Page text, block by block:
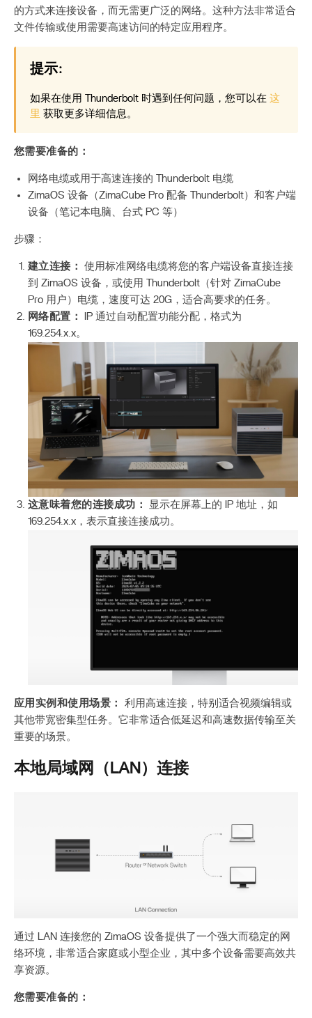
的方式来连接设备，而无需更广泛的网络。这种方法非常适合
文件传输或使用需要高速访问的特定应用程序。
提示:
如果在使用 Thunderbolt 时遇到任何问题，您可以在 这
里 获取更多详细信息。
您需要准备的：
网络电缆或用于高速连接的 Thunderbolt 电缆
ZimaOS 设备（ZimaCube Pro 配备 Thunderbolt）和客户端
设备（笔记本电脑、台式 PC 等）
步骤：
建立连接：
使用标准网络电缆将您的客户端设备直接连接
到 ZimaOS 设备，或使用 Thunderbolt（针对 ZimaCube
Pro 用户）电缆，速度可达 20G，适合高要求的任务。
网络配置：
IP 通过自动配置功能分配，格式为
169.254.x.x。
这意味着您的连接成功：
显示在屏幕上的 IP 地址，如
169.254.x.x，表示直接连接成功。
应用实例和使用场景：
利用高速连接，特别适合视频编辑或
其他带宽密集型任务。它非常适合低延迟和高速数据传输至关
重要的场景。
本地局域网（LAN）连接
通过 LAN 连接您的 ZimaOS 设备提供了一个强大而稳定的网
络环境，非常适合家庭或小型企业，其中多个设备需要高效共
享资源。
您需要准备的：